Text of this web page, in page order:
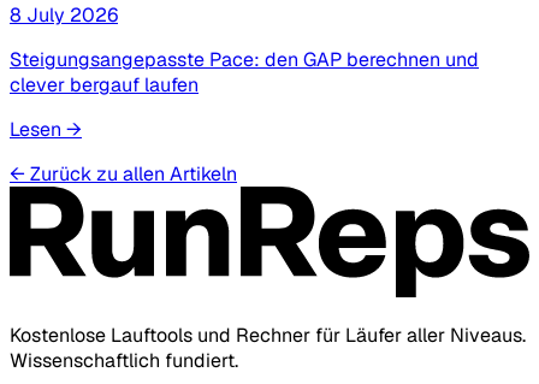
8 July 2026
Steigungsangepasste Pace: den GAP berechnen und
clever bergauf laufen
Lesen →
← Zurück zu allen Artikeln
Kostenlose Lauftools und Rechner für Läufer aller Niveaus.
Wissenschaftlich fundiert.